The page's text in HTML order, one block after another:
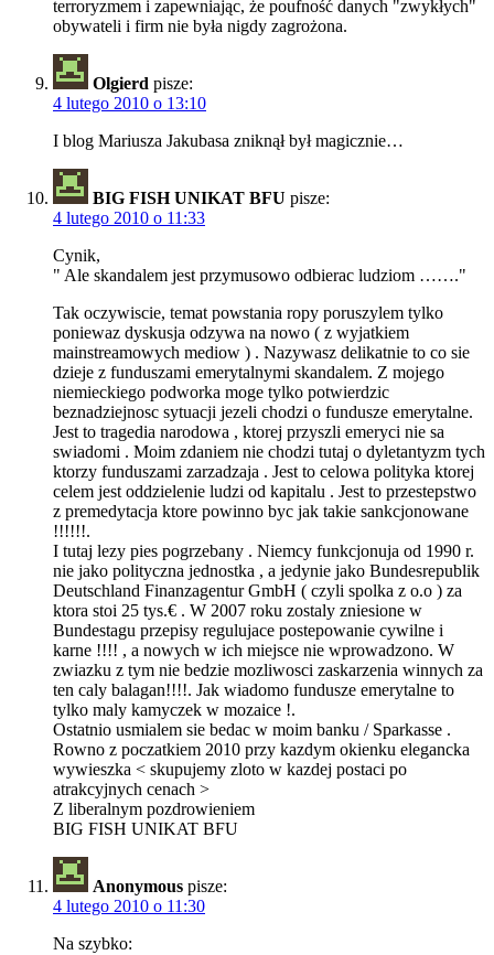
terroryzmem i zapewniając, że poufność danych "zwykłych"
obywateli i firm nie była nigdy zagrożona.
Olgierd pisze:
4 lutego 2010 o 13:10
I blog Mariusza Jakubasa zniknął był magicznie…
BIG FISH UNIKAT BFU pisze:
4 lutego 2010 o 11:33
Cynik,
" Ale skandalem jest przymusowo odbierac ludziom ……."
Tak oczywiscie, temat powstania ropy poruszylem tylko
poniewaz dyskusja odzywa na nowo ( z wyjatkiem
mainstreamowych mediow ) . Nazywasz delikatnie to co sie
dzieje z funduszami emerytalnymi skandalem. Z mojego
niemieckiego podworka moge tylko potwierdzic
beznadziejnosc sytuacji jezeli chodzi o fundusze emerytalne.
Jest to tragedia narodowa , ktorej przyszli emeryci nie sa
swiadomi . Moim zdaniem nie chodzi tutaj o dyletantyzm tych
ktorzy funduszami zarzadzaja . Jest to celowa polityka ktorej
celem jest oddzielenie ludzi od kapitalu . Jest to przestepstwo
z premedytacja ktore powinno byc jak takie sankcjonowane
!!!!!!.
I tutaj lezy pies pogrzebany . Niemcy funkcjonuja od 1990 r.
nie jako polityczna jednostka , a jedynie jako Bundesrepublik
Deutschland Finanzagentur GmbH ( czyli spolka z o.o ) za
ktora stoi 25 tys.€ . W 2007 roku zostaly zniesione w
Bundestagu przepisy regulujace postepowanie cywilne i
karne !!!! , a nowych w ich miejsce nie wprowadzono. W
zwiazku z tym nie bedzie mozliwosci zaskarzenia winnych za
ten caly balagan!!!!. Jak wiadomo fundusze emerytalne to
tylko maly kamyczek w mozaice !.
Ostatnio usmialem sie bedac w moim banku / Sparkasse .
Rowno z poczatkiem 2010 przy kazdym okienku elegancka
wywieszka < skupujemy zloto w kazdej postaci po
atrakcyjnych cenach >
Z liberalnym pozdrowieniem
BIG FISH UNIKAT BFU
Anonymous pisze:
4 lutego 2010 o 11:30
Na szybko: